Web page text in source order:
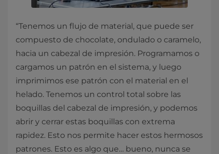
“Tenemos un flujo de material, que puede ser
compuesto de chocolate, ondulado o caramelo,
hacia un cabezal de impresión. Programamos o
cargamos un patrón en el sistema, y luego
imprimimos ese patrón con el material en el
helado. Tenemos un control total sobre las
boquillas del cabezal de impresión, y podemos
abrir y cerrar estas boquillas con extrema
rapidez. Esto nos permite hacer estos hermosos
patrones. Esto es algo que… bueno, nunca se